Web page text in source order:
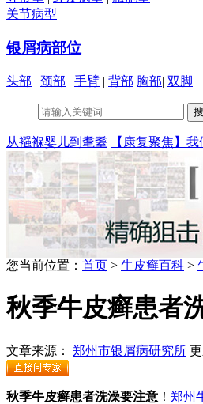
关节病型
银屑病部位
头部 | 颈部 | 手臂 | 背部 胸部| 双脚
从襁褓婴儿到耄耋 【康复聚焦】我
您当前位置： 首页 > 牛皮癣百科 >
秋季牛皮癣患者
文章来源： 郑州市银屑病研究所
秋季牛皮癣患者洗澡要注意 ！ 郑州